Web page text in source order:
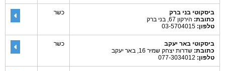
ביסקוטי בני ברק
כתובת: הירקון 67, בני ברק
טלפון:
כשר
ביסקוטי באר יעקב
כתובת: שדרות יצחק שמיר 16, באר יעקב
טלפון:
כשר